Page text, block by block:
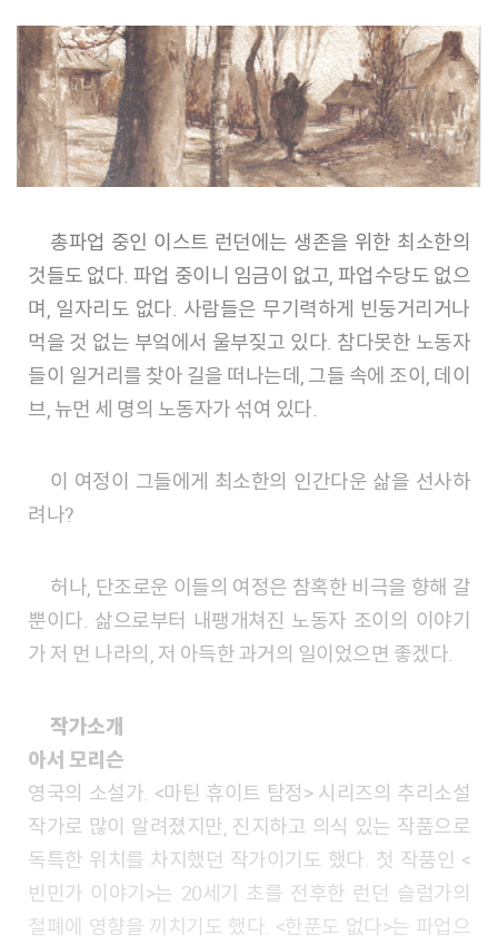
총파업 중인 이스트 런던에는 생존을 위한 최소한의
것들도 없다. 파업 중이니 임금이 없고, 파업수당도 없으
며, 일자리도 없다. 사람들은 무기력하게 빈둥거리거나
먹을 것 없는 부엌에서 울부짖고 있다. 참다못한 노동자
들이 일거리를 찾아 길을 떠나는데, 그들 속에 조이, 데이
브, 뉴먼 세 명의 노동자가 섞여 있다.
이 여정이 그들에게 최소한의 인간다운 삶을 선사하
려나?
허나, 단조로운 이들의 여정은 참혹한 비극을 향해 갈
뿐이다. 삶으로부터 내팽개쳐진 노동자 조이의 이야기
가 저 먼 나라의, 저 아득한 과거의 일이었으면 좋겠다.
작가소개
아서 모리슨
영국의 소설가. <마틴 휴이트 탐정> 시리즈의 추리소설
작가로 많이 알려졌지만, 진지하고 의식 있는 작품으로
독특한 위치를 차지했던 작가이기도 했다. 첫 작품인 <
빈민가 이야기>는 20세기 초를 전후한 런던 슬럼가의
철폐에 영향을 끼치기도 했다. <한푼도 없다>는 파업으